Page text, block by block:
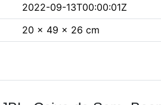
2022-09-13T00:00:01Z
20 x 49 x 26 cm